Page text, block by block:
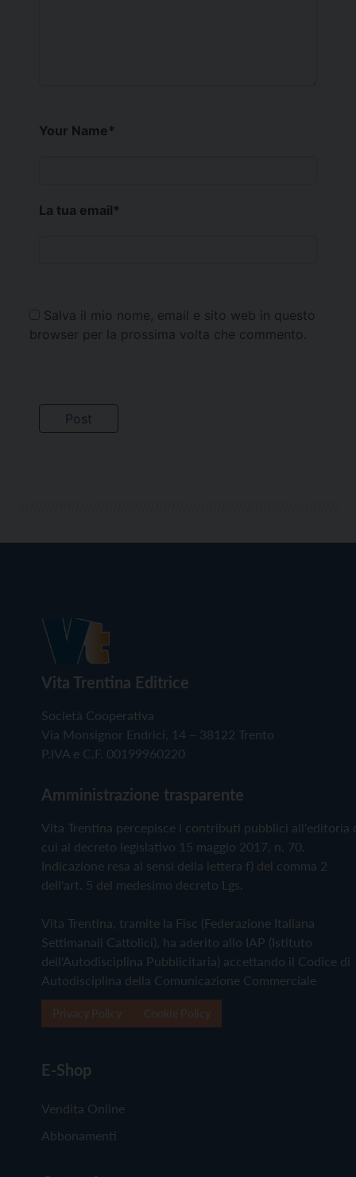
Your Name*
La tua email*
Salva il mio nome, email e sito web in questo
browser per la prossima volta che commento.
Vita Trentina Editrice
Società Cooperativa
Via Monsignor Endrici, 14 – 38122 Trento
P.IVA e C.F. 00199960220
Amministrazione trasparente
Vita Trentina percepisce i contributi pubblici all'editoria
cui al decreto legislativo 15 maggio 2017, n. 70.
Indicazione resa ai sensi della lettera f) del comma 2
dell'art. 5 del medesimo decreto Lgs.
Vita Trentina, tramite la Fisc (Federazione Italiana
Settimanali Cattolici), ha aderito allo IAP (Istituto
dell'Autodisciplina Pubblicitaria) accettando il Codice di
Autodisciplina della Comunicazione Commerciale
E-Shop
Vendita Online
Abbonamenti